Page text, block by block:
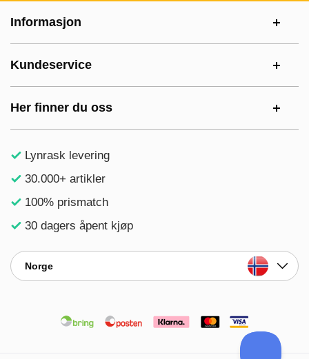
Informasjon
Kundeservice
Her finner du oss
Lynrask levering
30.000+ artikler
100% prismatch
30 dagers åpent kjøp
Norge